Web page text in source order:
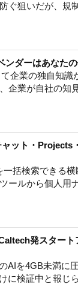
ぐ狙いだが、規
ダーはあなたの
企業の独自知識
企業が自社の知
ット・Projects
括検索できる
ールから個人用
発スター
AIを4GB未満に
に検証中と報じ